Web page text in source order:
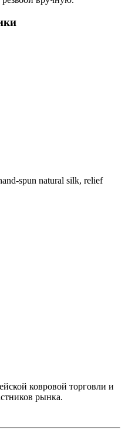
spun natural silk, relief
ковровой торговли и
рынка.